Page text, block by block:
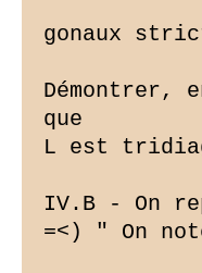
gonaux
que
L est
=<) " On